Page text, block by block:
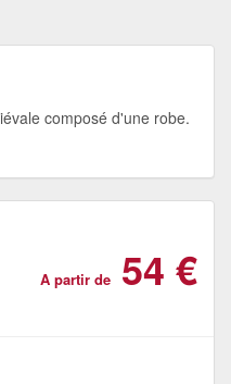
composé d'une robe.
A partir de 54 €